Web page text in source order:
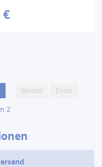
€
Weiter
Ende
2